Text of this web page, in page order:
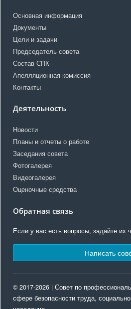
Основная информация
Документы
Цели и задачи
Председатель совета
Состав СПК
Апелляционная комиссия
Контакты
Деятельность
Новости
Планы и отчеты о работе
Заседания совета
Фотогалерея
Видеогалерея
Оценочные средства
Обратная связь
Если у вас есть вопросы, задайте
Написать
© 2017-2026 | Совет по
сфере безопасности труда,